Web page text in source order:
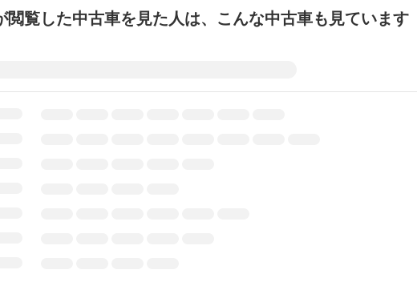
閲覧した中古車を見た人は、こんな中古車も見ています